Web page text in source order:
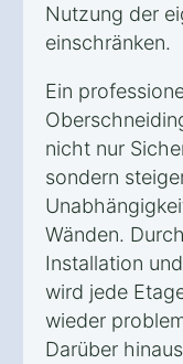
Nutzung der
einschränken.
Ein
nicht nur
sondern
Wänden.
Installation
wird jede
wieder
Darüber